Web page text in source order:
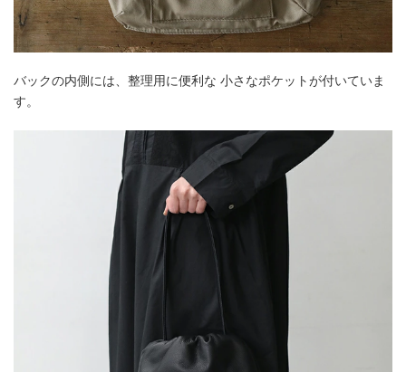
バックの内側には、整理用に便利な 小さなポケットが付いていま
す。